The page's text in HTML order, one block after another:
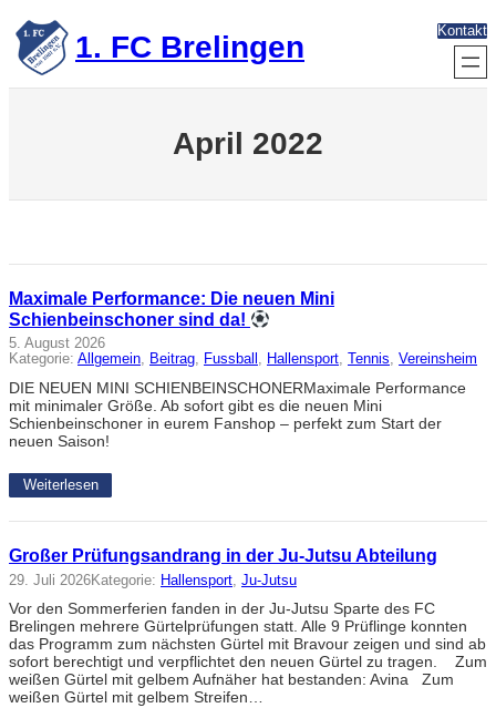
Zum
Inhalt
springen 1. FC Brelingen Kontakt
April 2022
Maximale Performance: Die neuen Mini
Schienbeinschoner sind da!
5. August 2026
Kategorie: Allgemein, Beitrag, Fussball , Hallensport, Tennis, Vereinsheim
DIE NEUEN MINI SCHIENBEINSCHONERMaximale Performance
mit minimaler Größe. Ab sofort gibt es die neuen Mini
Schienbeinschoner in eurem Fanshop – perfekt zum Start der
neuen Saison!
Weiterlesen
Großer Prüfungsandrang in der Ju-Jutsu Abteilung
29. Juli 2026Kategorie: Hallensport Ju-Jutsu
Vor den Sommerferien fanden in der Ju-Jutsu Sparte des FC
Brelingen mehrere Gürtelprüfungen statt. Alle 9 Prüflinge konnten
das Programm zum nächsten Gürtel mit Bravour zeigen und sind ab
sofort berechtigt und verpflichtet den neuen Gürtel zu tragen. Zum
weißen Gürtel mit gelbem Aufnäher hat bestanden: Avina Zum
weißen Gürtel mit gelbem Streifen…